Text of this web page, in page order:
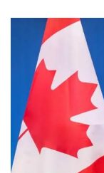
contenido